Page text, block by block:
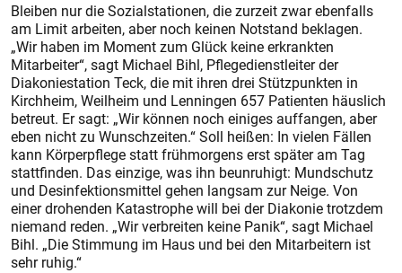
Bleiben nur die Sozialstationen, die zurzeit zwar ebenfalls
am Limit arbeiten, aber noch keinen Notstand beklagen.
„Wir haben im Moment zum Glück keine erkrankten
Mitarbeiter“, sagt Michael Bihl, Pflegedienstleiter der
Diakoniestation Teck, die mit ihren drei Stützpunkten in
Kirchheim, Weilheim und Lenningen 657 Patienten häuslich
betreut. Er sagt: „Wir können noch einiges auffangen, aber
eben nicht zu Wunschzeiten.“ Soll heißen: In vielen Fällen
kann Körperpflege statt frühmorgens erst später am Tag
stattfinden. Das einzige, was ihn beunruhigt: Mundschutz
und Desinfektionsmittel gehen langsam zur Neige. Von
einer drohenden Katastrophe will bei der Diakonie trotzdem
niemand reden. „Wir verbreiten keine Panik“, sagt Michael
Bihl. „Die Stimmung im Haus und bei den Mitarbeitern ist
sehr ruhig.“